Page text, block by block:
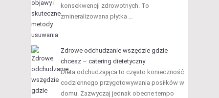
konsekwencji zdrowotnych. To
zmineralizowana płytka …
Zdrowe odchudzanie wszędzie gdzie
chcesz – catering dietetyczny
Dieta odchudzająca to często konieczność
codziennego przygotowywania posiłków w
domu. Zazwyczaj jednak obecne tempo